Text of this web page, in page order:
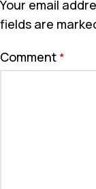
Your email
fields are
Comment *